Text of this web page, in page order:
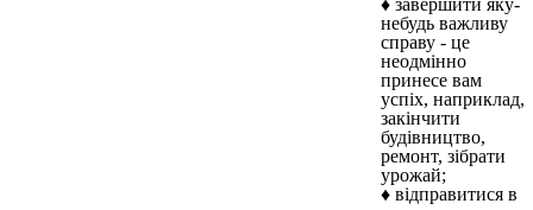
♦ завершити яку-
небудь важливу
справу - це
неодмінно
принесе вам
успіх, наприклад,
закінчити
будівництво,
ремонт, зібрати
урожай;
♦ відправитися в